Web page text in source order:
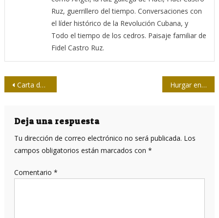
Ruz, guerrillero del tiempo. Conversaciones con
el líder histórico de la Revolución Cubana, y
Todo el tiempo de los cedros. Paisaje familiar de
Fidel Castro Ruz.
Navegación
entradas
Carta de amor a Du Liniang Hurgar en las costuras de un filme
Deja una respuesta
Tu dirección de correo electrónico no será publicada. Los
campos obligatorios están marcados con *
Comentario *